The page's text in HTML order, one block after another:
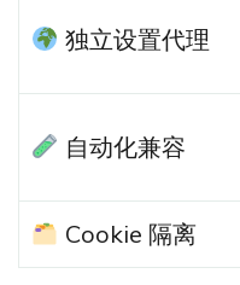
独立设置代理
自动化兼容
Cookie 隔离